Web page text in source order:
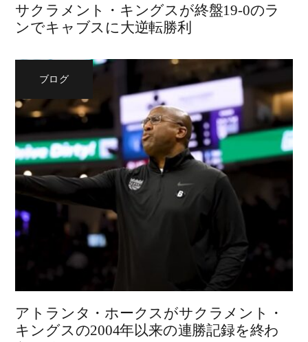
サクラメント・キングスが終盤19-0のラ
ンでキャブスに大逆転勝利
ブログ
アトランタ・ホークスがサクラメント・
キングスの2004年以来の連勝記録を終わ